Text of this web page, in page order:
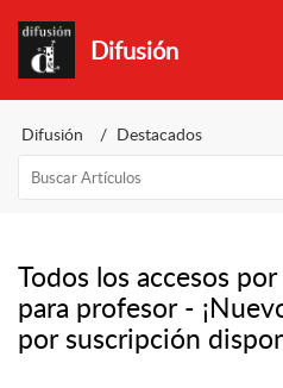
Difusión
Difusión Destacados
Todos los accesos
para profesor -
por suscripción